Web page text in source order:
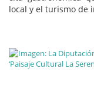
local y el turismo de